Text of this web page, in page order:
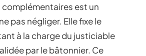
complémentaires est un
pas négliger. Elle fixe le
à la charge du justiciable
par le bâtonnier. Ce